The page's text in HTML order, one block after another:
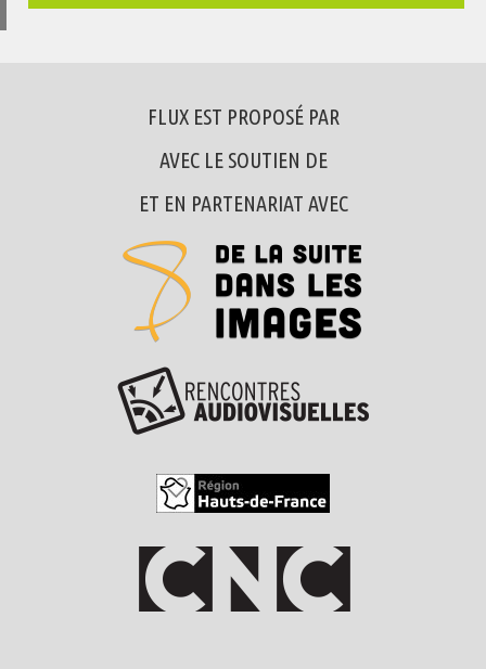
FLUX EST PROPOSÉ PAR
AVEC LE SOUTIEN DE
ET EN PARTENARIAT AVEC